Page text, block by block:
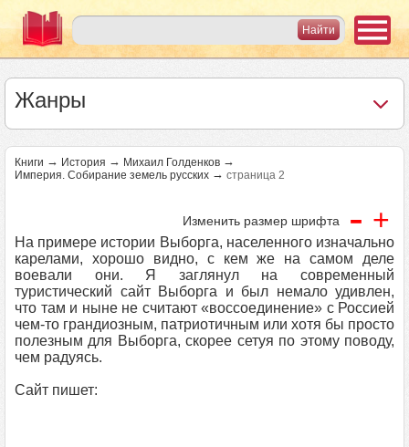
Жанры
Книги → История → Михаил Голденков →
Империя. Собирание земель русских → страница 2
Изменить размер шрифта - +
На примере истории Выборга, населенного изначально
карелами, хорошо видно, с кем же на самом деле
воевали они. Я заглянул на современный
туристический сайт Выборга и был немало удивлен,
что там и ныне не считают «воссоединение» с Россией
чем-то грандиозным, патриотичным или хотя бы просто
полезным для Выборга, скорее сетуя по этому поводу,
чем радуясь.
Сайт пишет: